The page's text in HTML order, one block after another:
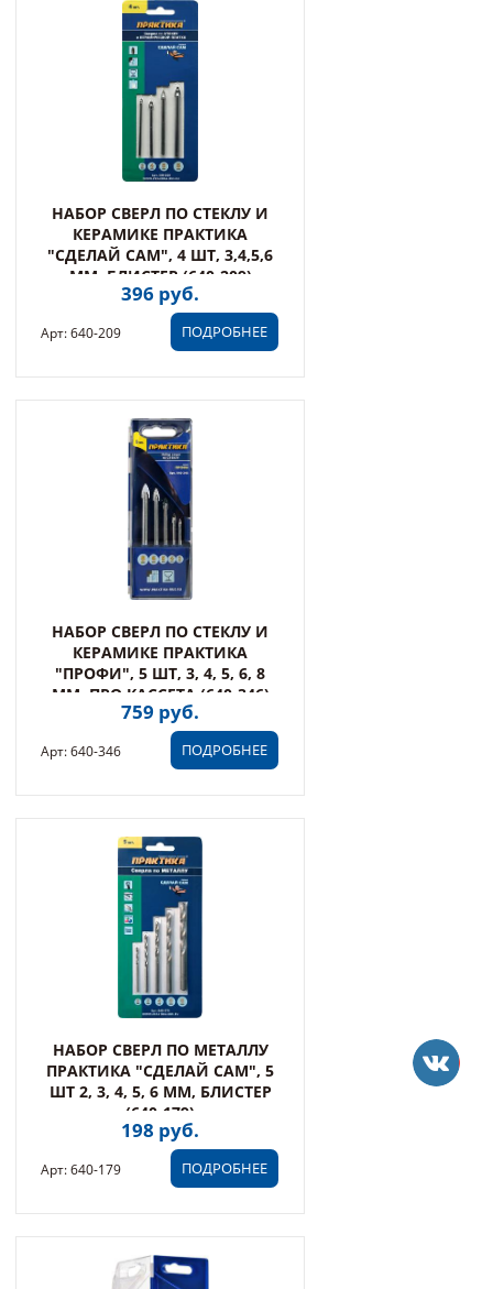
НАБОР СВЕРЛ ПО СТЕКЛУ И
КЕРАМИКЕ ПРАКТИКА
"СДЕЛАЙ САМ", 4 ШТ, 3,4,5,6
ММ, БЛИСТЕР (640-209)
396 руб.
ПОДРОБНЕЕ
Арт: 640-209
НАБОР СВЕРЛ ПО СТЕКЛУ И
КЕРАМИКЕ ПРАКТИКА
"ПРОФИ", 5 ШТ, 3, 4, 5, 6, 8
ММ, ПРО КАССЕТА (640-346)
759 руб.
ПОДРОБНЕЕ
Арт: 640-346
НАБОР СВЕРЛ ПО МЕТАЛЛУ
ПРАКТИКА "СДЕЛАЙ САМ", 5
ШТ 2, 3, 4, 5, 6 ММ, БЛИСТЕР
(640-179)
198 руб.
ПОДРОБНЕЕ
Арт: 640-179